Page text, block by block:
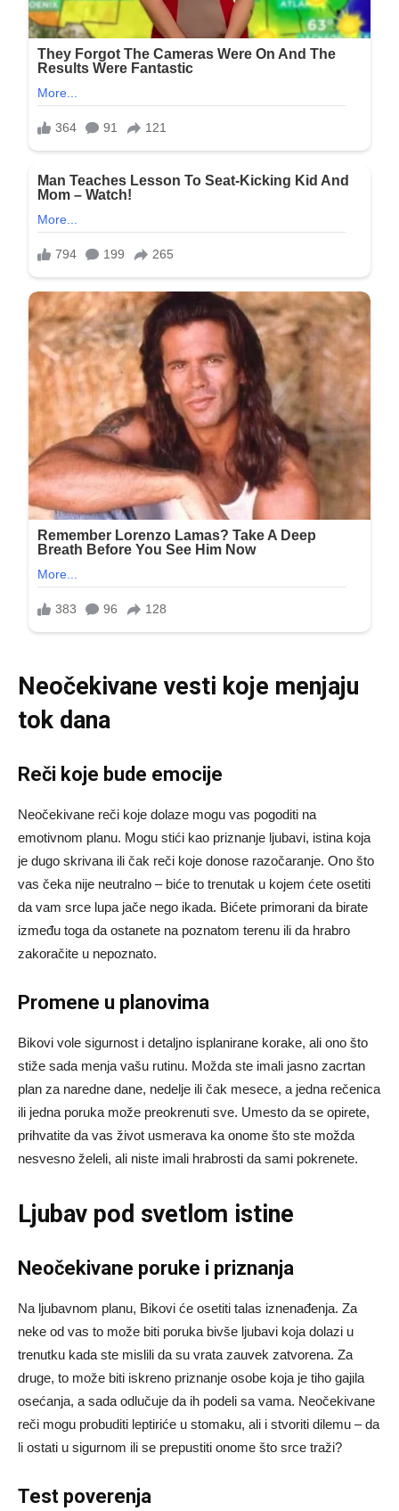
Neočekivane vesti koje menjaju
tok dana
Reči koje bude emocije
Neočekivane reči koje dolaze mogu vas pogoditi na
emotivnom planu. Mogu stići kao priznanje ljubavi, istina koja
je dugo skrivana ili čak reči koje donose razočaranje. Ono što
vas čeka nije neutralno – biće to trenutak u kojem ćete osetiti
da vam srce lupa jače nego ikada. Bićete primorani da birate
između toga da ostanete na poznatom terenu ili da hrabro
zakoračite u nepoznato.
Promene u planovima
Bikovi vole sigurnost i detaljno isplanirane korake, ali ono što
stiže sada menja vašu rutinu. Možda ste imali jasno zacrtan
plan za naredne dane, nedelje ili čak mesece, a jedna rečenica
ili jedna poruka može preokrenuti sve. Umesto da se opirete,
prihvatite da vas život usmerava ka onome što ste možda
nesvesno želeli, ali niste imali hrabrosti da sami pokrenete.
Ljubav pod svetlom istine
Neočekivane poruke i priznanja
Na ljubavnom planu, Bikovi će osetiti talas iznenađenja. Za
neke od vas to može biti poruka bivše ljubavi koja dolazi u
trenutku kada ste mislili da su vrata zauvek zatvorena. Za
druge, to može biti iskreno priznanje osobe koja je tiho gajila
osećanja, a sada odlučuje da ih podeli sa vama. Neočekivane
reči mogu probuditi leptiriće u stomaku, ali i stvoriti dilemu – da
li ostati u sigurnom ili se prepustiti onome što srce traži?
Test poverenja